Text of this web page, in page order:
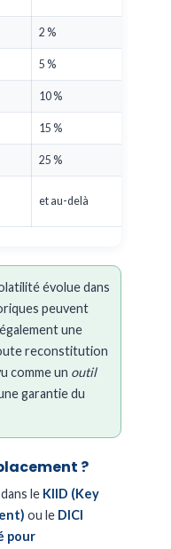
2 %
5 %
10 %
15 %
25 %
et au-delà
évolue dans
peuvent
une
reconstitution
comme un outil
garantie du
?
le KIID (Key
ou le DICI
pour